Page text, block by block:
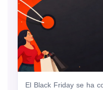
El Black Friday se ha